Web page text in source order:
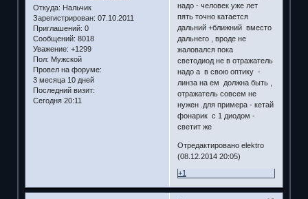
Откуда: Нальчик
Зарегистрирован: 07.10.2011
Приглашений: 0
Сообщений: 8018
Уважение: +1299
Пол: Мужской
Провел на форуме:
3 месяца 10 дней
Последний визит:
Сегодня 20:11
надо - человек уже лет
пять точно катается
дальний +ближний вместо
дальнего , вроде не
жаловался пока
светодиод не в отражатель
надо а в свою оптику -
линза на ем должна быть ,
отражатель совсем не
нужен .для примера - кетай
фонарик с 1 диодом -
светит же
Отредактировано elektro
(08.12.2014 20:05)
+1